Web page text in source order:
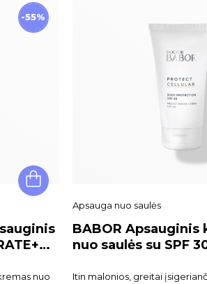
-55%
nuo
Apsauga nuo saulės
BABOR Apsauginis
nuo saulės su SPF
Itin malonios, greitai